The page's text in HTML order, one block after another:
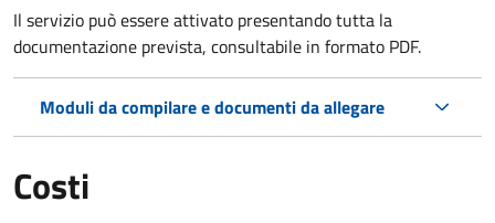
Il servizio può essere attivato presentando tutta la
documentazione prevista, consultabile in formato PDF.
Moduli da compilare e documenti da allegare
Costi